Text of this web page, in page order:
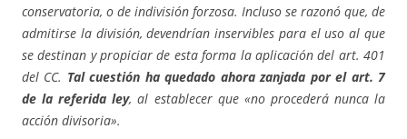
conservatoria, o de indivisión forzosa. Incluso se razonó que, de
admitirse la división, devendrían inservibles para el uso al que
se destinan y propiciar de esta forma la aplicación del art. 401
del CC. Tal cuestión ha quedado ahora zanjada por el art. 7
de la referida ley, al establecer que «no procederá nunca la
acción divisoria».